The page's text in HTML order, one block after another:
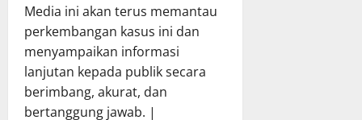
Media ini akan terus memantau
perkembangan kasus ini dan
menyampaikan informasi
lanjutan kepada publik secara
berimbang, akurat, dan
bertanggung jawab. |